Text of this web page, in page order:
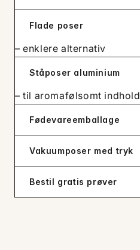
Flade poser
– enklere alternativ
Ståposer aluminium
– til aromafølsomt indhold
Fødevareemballage
Vakuumposer med tryk
Bestil gratis prøver